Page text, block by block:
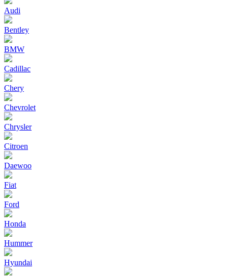
Audi
Bentley
BMW
Cadillac
Chery
Chevrolet
Chrysler
Citroen
Daewoo
Fiat
Ford
Honda
Hummer
Hyundai